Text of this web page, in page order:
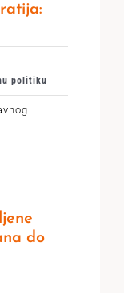
politiku
do